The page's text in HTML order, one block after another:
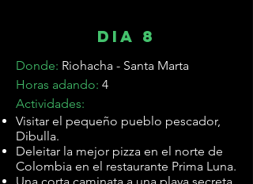
dia 8
Donde: Riohacha - Santa Marta
Horas adando: 4
Actividades:
Visitar el pequeño pueblo pescador,
Dibulla.
Deleitar la mejor pizza en el norte de
Colombia en el restaurante Prima Luna.